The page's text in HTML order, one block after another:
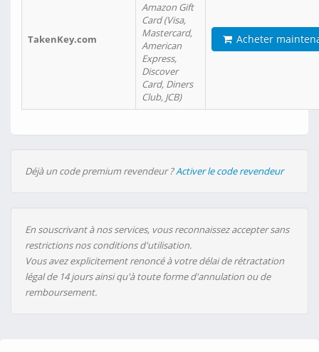
TakenKey.com
Amazon Gift
Card (Visa,
Mastercard,
American
Express,
Discover
Card, Diners
Club, JCB)
Acheter
Déjà un code premium revendeur ?Activer le code revendeur
En souscrivant à nos services, vous reconnaissez accepter sans
restrictions nos conditions d'utilisation.
Vous avez explicitement renoncé à votre délai de rétractation
légal de 14 jours ainsi qu'à toute forme d'annulation ou de
remboursement.